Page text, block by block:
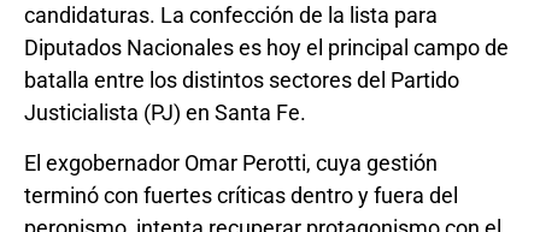
candidaturas. La confección de la lista para
Diputados Nacionales es hoy el principal campo de
batalla entre los distintos sectores del Partido
Justicialista (PJ) en Santa Fe.
El exgobernador Omar Perotti, cuya gestión
terminó con fuertes críticas dentro y fuera del